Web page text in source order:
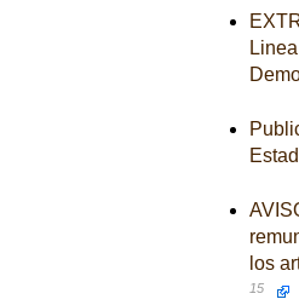
los
15